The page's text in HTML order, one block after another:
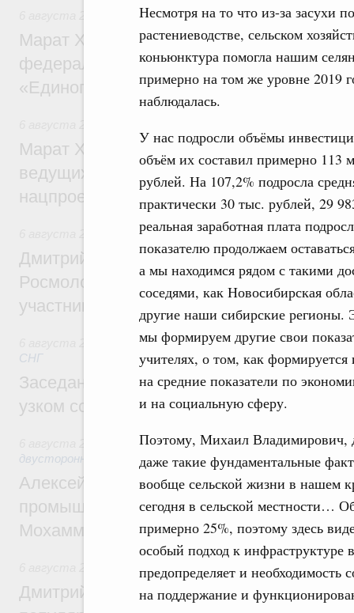
Несмотря на то что из-за засухи
растениеводстве, сельском
коньюнктура помогла нашим
примерно на том же уровне 2019
наблюдалась.
У нас подросли объёмы
объём их составил примерно 113
рублей. На 107,2% подросла
практически 30 тыс. рублей, 29
реальная заработная плата
показателю продолжаем
а мы находимся рядом с такими
соседями, как Новосибирская
другие наши сибирские регионы.
мы формируем другие свои
учителях, о том, как
на средние показатели по
и на социальную сферу.
Поэтому, Михаил Владимирович,
даже такие фундаментальные
вообще сельской жизни в нашем
сегодня в сельской местности…
примерно 25%, поэтому здесь
особый подход к
предопределяет и
на поддержание и
Регулирование в сфере строительства
Марат Хуснуллин: Более 130
федерального значения построено под
«Единого заказчика»
Марат Хуснуллин: Порядка 200
ведущих к спортивным объектам,
нацпроекту «Инфраструктура для
Молодёжная политика
Дмитрий Чернышенко, Сергей Кравцов и
Росмолодёжи Григорий Гуров
участников проекта «Кольцо открытий»
Евразийский экономический союз.
СНГ
Заседание Евразийского
узком составе
Экономические отношения с
двусторонней основе
Алексей Оверчук провёл рабочую
промышленности, недропользования и
Мохаммадом Атабаком
Внутренний и въездной туризм
Дмитрий Чернышенко: Порядка 110